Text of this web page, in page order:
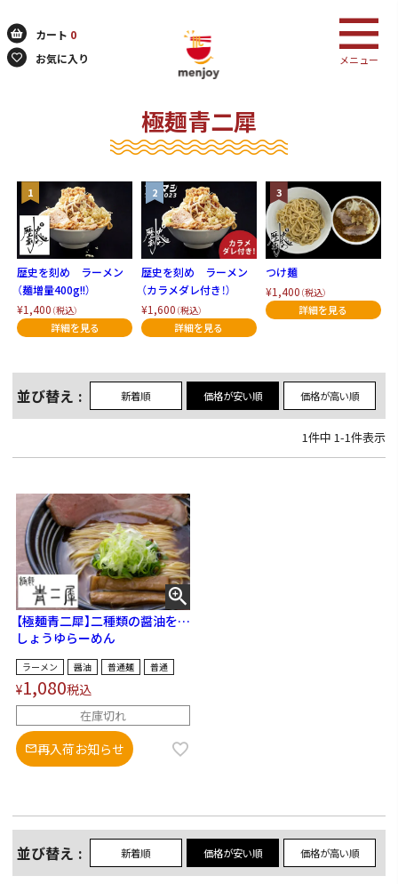
カート 0
お気に入り
メニュー
極麺青二犀
歴史を刻め ラーメン
（麺増量400g!!）
¥1,400 （税込）
歴史を刻め ラーメン
（カラメダレ付き！）
¥1,600 （税込）
つけ麺
¥1,400 （税込）
並び替え 新着順 価格が安い順 価格が高い順
1件中 1-1件表示
【極麺青二犀】二種類の醤油を使
った特製返し！
しょうゆらーめん
ラーメン 醤油 普通麺 普通
¥1,080税込
在庫切れ
再入荷お知らせ
並び替え 新着順 価格が安い順 価格が高い順
検索